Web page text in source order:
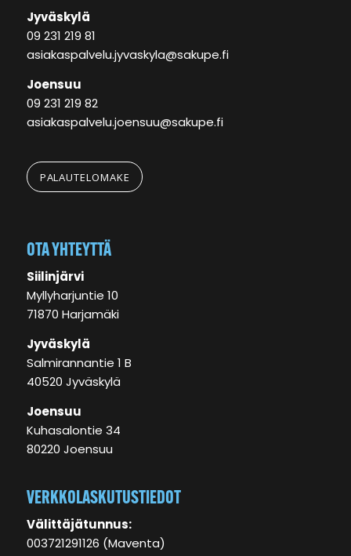
Jyväskylä
09 231 219 81
asiakaspalvelu.jyvaskyla@sakupe.fi
Joensuu
09 231 219 82
asiakaspalvelu.joensuu@sakupe.fi
PALAUTELOMAKE
OTA YHTEYTTÄ
Siilinjärvi
Myllyharjuntie 10
71870 Harjamäki
Jyväskylä
Salmirannantie 1 B
40520 Jyväskylä
Joensuu
Kuhasalontie 34
80220 Joensuu
VERKKOLASKUTUSTIEDOT
Välittäjätunnus:
003721291126 (Maventa)